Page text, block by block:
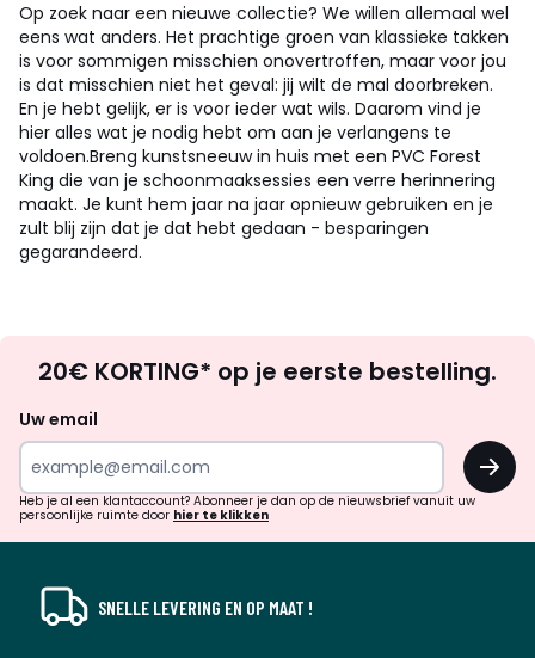
Op zoek naar een nieuwe collectie? We willen allemaal wel
eens wat anders. Het prachtige groen van klassieke takken
is voor sommigen misschien onovertroffen, maar voor jou
is dat misschien niet het geval: jij wilt de mal doorbreken.
En je hebt gelijk, er is voor ieder wat wils. Daarom vind je
hier alles wat je nodig hebt om aan je verlangens te
voldoen.Breng kunstsneeuw in huis met een PVC Forest
King die van je schoonmaaksessies een verre herinnering
maakt. Je kunt hem jaar na jaar opnieuw gebruiken en je
zult blij zijn dat je dat hebt gedaan - besparingen
gegarandeerd.
zoek
inspiratie
verrassingen?
20€ KORTING* op je eerste bestelling.
Uw email
OK
Heb je al een klantaccount? Abonneer je dan op de nieuwsbrief vanuit uw
persoonlijke ruimte door hier te klikken
SNELLE LEVERING EN OP MAAT !